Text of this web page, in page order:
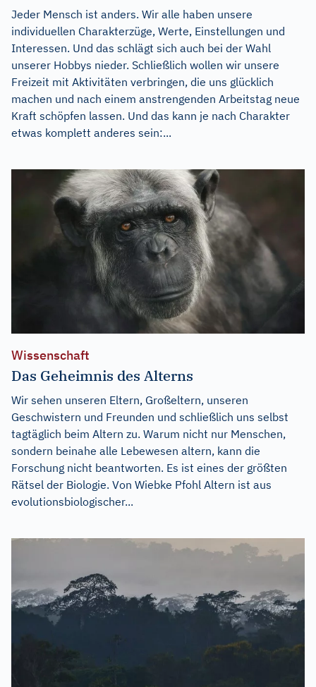
Jeder Mensch ist anders. Wir alle haben unsere
individuellen Charakterzüge, Werte, Einstellungen und
Interessen. Und das schlägt sich auch bei der Wahl
unserer Hobbys nieder. Schließlich wollen wir unsere
Freizeit mit Aktivitäten verbringen, die uns glücklich
machen und nach einem anstrengenden Arbeitstag neue
Kraft schöpfen lassen. Und das kann je nach Charakter
etwas komplett anderes sein:...
Wissenschaft
Das Geheimnis des Alterns
Wir sehen unseren Eltern, Großeltern, unseren
Geschwistern und Freunden und schließlich uns selbst
tagtäglich beim Altern zu. Warum nicht nur Menschen,
sondern beinahe alle Lebewesen altern, kann die
Forschung nicht beantworten. Es ist eines der größten
Rätsel der Biologie. Von Wiebke Pfohl Altern ist aus
evolutionsbiologischer...